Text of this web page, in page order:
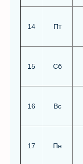
14 Пт
15 Сб
16 Вс
17 Пн